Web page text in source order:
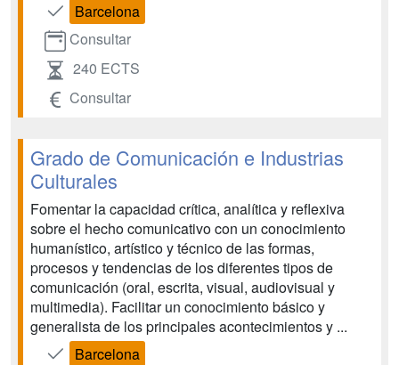
Barcelona
Consultar
240 ECTS
Consultar
Grado de Comunicación e Industrias
Culturales
Fomentar la capacidad crítica, analítica y reflexiva
sobre el hecho comunicativo con un conocimiento
humanístico, artístico y técnico de las formas,
procesos y tendencias de los diferentes tipos de
comunicación (oral, escrita, visual, audiovisual y
multimedia). Facilitar un conocimiento básico y
generalista de los principales acontecimientos y ...
Barcelona